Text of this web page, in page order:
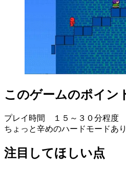
このゲームのポイン
プレイ時間 １５～３０分程度
ちょっと辛めのハードモードあり
注目してほしい点